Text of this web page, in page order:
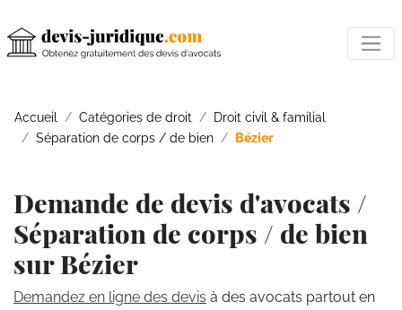
Accueil Catégories de droit
Droit civil & familial
Séparation de corps / de bien
Bézier
Demande de devis d'avocats /
Séparation de corps / de bien
sur Bézier
Demandez en ligne des devis à des avocats partout en